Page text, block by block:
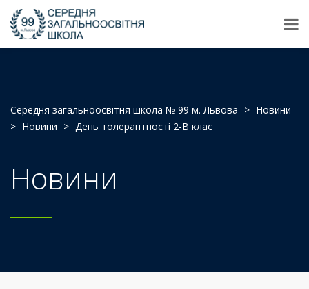
Середня загальноосвітня школа № 99 м. Львова > Новини
> Новини > День толерантності 2-В клас
Новини